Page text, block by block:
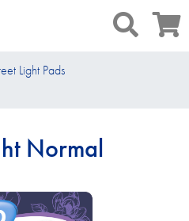
Light Pads
Normal